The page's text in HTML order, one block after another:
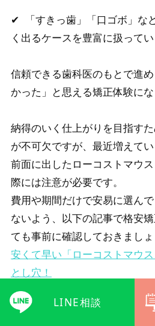
✔ 「すきっ歯」「口ゴボ」な
く出るケースを豊富に扱ってい
信頼できる歯科医のもとで進
かった」と思える矯正体験にな
納得のいく仕上がりを目指す
が不可欠ですが、最近増えて
前面に出したローコストマウ
際には注意が必要です。
費用や期間だけで安易に選ん
ないよう、以下の記事で格安
ても事前に確認しておきましょ
安くて早い「ローコストマウ
とし穴！
＼信頼できる矯正
LINE相談